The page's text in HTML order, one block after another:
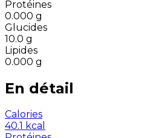
Protéines
0.000 g
Glucides
10.0 g
Lipides
0.000 g
En détail
Calories
40.1 kcal